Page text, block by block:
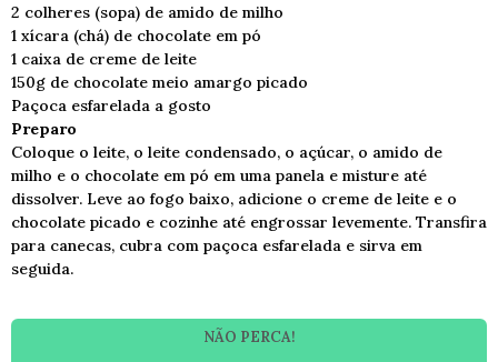
2 colheres (sopa) de amido de milho
1 xícara (chá) de chocolate em pó
1 caixa de creme de leite
150g de chocolate meio amargo picado
Paçoca esfarelada a gosto
Preparo
Coloque o leite, o leite condensado, o açúcar, o amido de
milho e o chocolate em pó em uma panela e misture até
dissolver. Leve ao fogo baixo, adicione o creme de leite e o
chocolate picado e cozinhe até engrossar levemente. Transfira
para canecas, cubra com paçoca esfarelada e sirva em
seguida.
NÃO PERCA!